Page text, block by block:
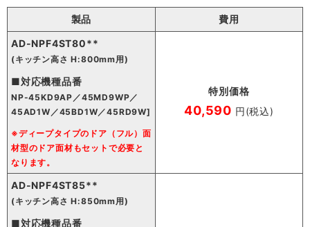
製品 費用
AD-NPF4ST80**
(キッチン高さ H:800mm用)
■対応機種品番
NP-45KD9AP／45MD9WP／
45AD1W／45BD1W／45RD9W]
※ディープタイプのドア（フル）面
材型のドア面材もセットで必要と
なります。
特別価格
40,590 円(税込)
AD-NPF4ST85**
(キッチン高さ H:850mm用)
■対応機種品番